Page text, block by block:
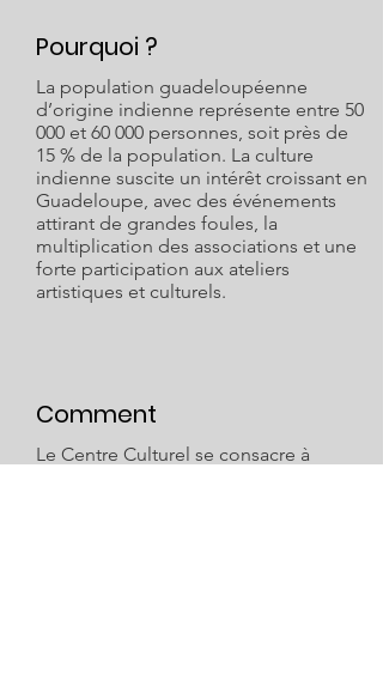
Pourquoi ?
La population guadeloupéenne
d’origine indienne représente entre 50
000 et 60 000 personnes, soit près de
15 % de la population. La culture
indienne suscite un intérêt croissant en
Guadeloupe, avec des événements
attirant de grandes foules, la
multiplication des associations et une
forte participation aux ateliers
artistiques et culturels.
Comment
Le Centre Culturel se consacre à